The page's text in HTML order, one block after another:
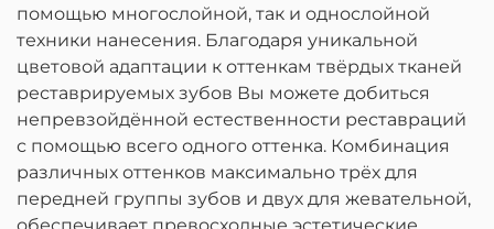
помощью многослойной, так и однослойной
техники нанесения. Благодаря уникальной
цветовой адаптации к оттенкам твёрдых тканей
реставрируемых зубов Вы можете добиться
непревзойдённой естественности реставраций
с помощью всего одного оттенка. Комбинация
различных оттенков максимально трёх для
передней группы зубов и двух для жевательной,